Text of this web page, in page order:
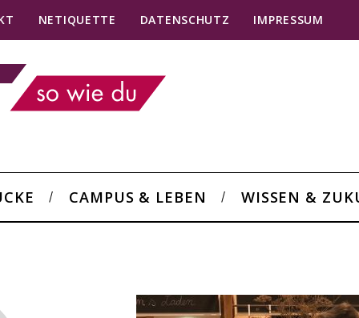
NETIQUETTE DATENSCHUTZ IMPRESSUM
CAMPUS & LEBEN WISSEN &